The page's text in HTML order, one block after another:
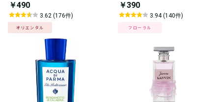
￥490
3.62 (176件)
オリエンタル
￥390
3.94 (140件)
フローラル